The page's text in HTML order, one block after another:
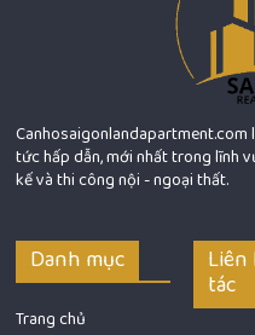
tức hấp dẫn, mới nhất trong lĩnh
kế và thi công nội - ngoại thất.
Danh mục
Trang chủ
tác